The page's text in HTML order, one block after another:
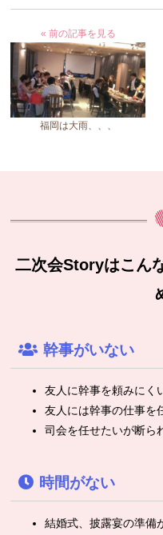
« 前の記事を見る
福岡は大雨、、、
二次会Storyはこん
幹事がいない
友人に幹事を頼みにく
友人には幹事の仕事を
司会を任せたいが断ら
時間がない
結婚式、披露宴の準備